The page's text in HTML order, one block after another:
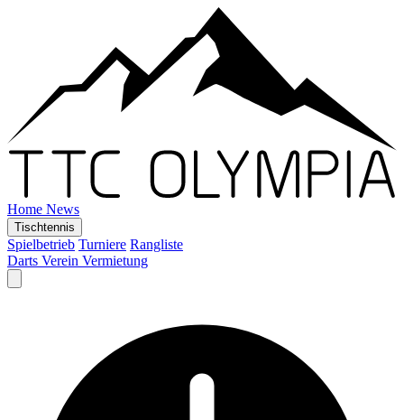
Home News
Tischtennis
Spielbetrieb Turniere Rangliste
Darts Verein Vermietung